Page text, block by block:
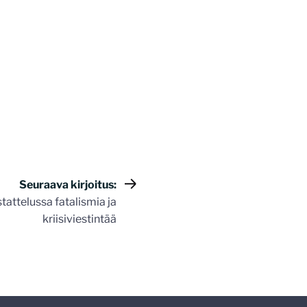
Seuraava kirjoitus:
fatalismia ja
kriisiviestintää